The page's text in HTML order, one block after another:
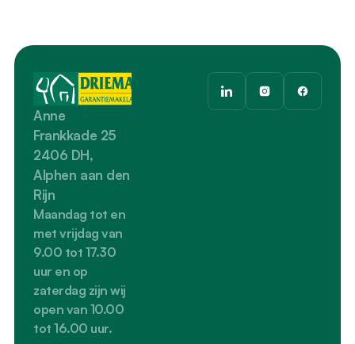
Anne
Frankkade 25
2406 DH,
Alphen aan den
Rijn
Maandag tot en
met vrijdag van
9.00 tot 17.30
uur en op
zaterdag zijn wij
open van 10.00
tot 16.00 uur.